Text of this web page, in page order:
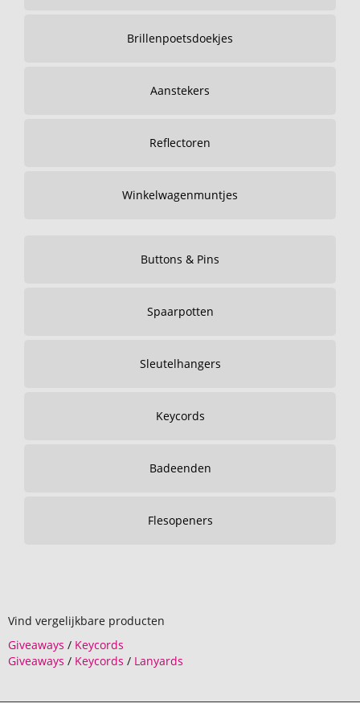
Brillenpoetsdoekjes
Aanstekers
Reflectoren
Winkelwagenmuntjes
Buttons & Pins
Spaarpotten
Sleutelhangers
Keycords
Badeenden
Flesopeners
Vind vergelijkbare producten
Giveaways / Keycords
Giveaways / Keycords / Lanyards